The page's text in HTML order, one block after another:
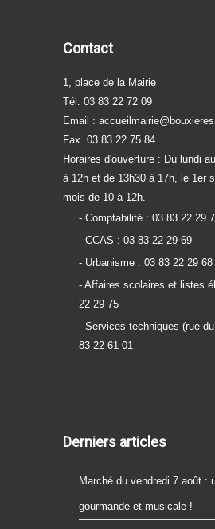
Contact
1, place de la Mairie
Tél. 03 83 22 72 09
Email :
Fax. 03 83 22 75 84
Horaires d'ouverture : Du lundi
à 12h et de 13h30 à 17h, le 1er
mois de 10 à 12h.
- Comptabilité : 03 83 22 29
- CCAS : 03 83 22 29 69
- Urbanisme : 03 83 22 29 68
- Affaires scolaires et listes
22 29 75
- Services techniques (rue
83 22 61 01
Derniers articles
Marché du vendredi 7 août :
gourmande et musicale !